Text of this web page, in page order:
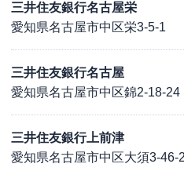
三井住友銀行名古屋栄
愛知県名古屋市中区栄3-5-1
三井住友銀行名古屋
愛知県名古屋市中区錦2-18-24
三井住友銀行上前津
愛知県名古屋市中区大須3-46-